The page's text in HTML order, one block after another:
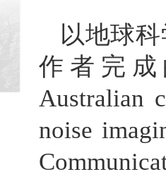
以地球
作者完
Australian
noise